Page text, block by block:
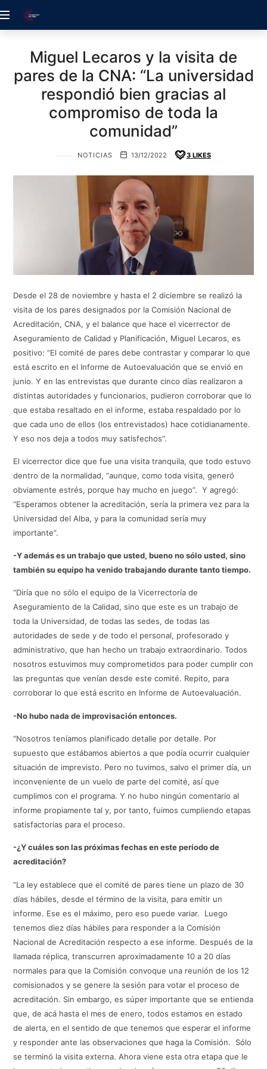
ACREDITACIÓN
Miguel Lecaros y la visita de
pares de la CNA: “La universidad
respondió bien gracias al
compromiso de toda la
comunidad”
NOTICIAS 13/12/2022 3 LIKES
Desde el 28 de noviembre y hasta el 2 diciembre se realizó la
visita de los pares designados por la Comisión Nacional de
Acreditación, CNA, y el balance que hace el vicerrector de
Aseguramiento de Calidad y Planificación, Miguel Lecaros, es
positivo: “El comité de pares debe contrastar y comparar lo que
está escrito en el Informe de Autoevaluación que se envió en
junio. Y en las entrevistas que durante cinco días realizaron a
distintas autoridades y funcionarios, pudieron corroborar que lo
que estaba resaltado en el informe, estaba respaldado por lo
que cada uno de ellos (los entrevistados) hace cotidianamente.
Y eso nos deja a todos muy satisfechos”.
El vicerrector dice que fue una visita tranquila, que todo estuvo
dentro de la normalidad, “aunque, como toda visita, generó
obviamente estrés, porque hay mucho en juego”. Y agregó:
“Esperamos obtener la acreditación, sería la primera vez para la
Universidad del Alba, y para la comunidad sería muy
importante”.
-Y además es un trabajo que usted, bueno no sólo usted, sino
también su equipo ha venido trabajando durante tanto tiempo.
“Diría que no sólo el equipo de la Vicerrectoría de
Aseguramiento de la Calidad, sino que este es un trabajo de
toda la Universidad, de todas las sedes, de todas las
autoridades de sede y de todo el personal, profesorado y
administrativo, que han hecho un trabajo extraordinario. Todos
nosotros estuvimos muy comprometidos para poder cumplir con
las preguntas que venían desde este comité. Repito, para
corroborar lo que está escrito en Informe de Autoevaluación.
-No hubo nada de improvisación entonces.
“Nosotros teníamos planificado detalle por detalle. Por
supuesto que estábamos abiertos a que podía ocurrir cualquier
situación de imprevisto. Pero no tuvimos, salvo el primer día, un
inconveniente de un vuelo de parte del comité, así que
cumplimos con el programa. Y no hubo ningún comentario al
informe propiamente tal y, por tanto, fuimos cumpliendo etapas
satisfactorias para el proceso.
-¿Y cuáles son las próximas fechas en este período de
acreditación?
“La ley establece que el comité de pares tiene un plazo de 30
días hábiles, desde el término de la visita, para emitir un
informe. Ese es el máximo, pero eso puede variar. Luego
tenemos diez días hábiles para responder a la Comisión
Nacional de Acreditación respecto a ese informe. Después de la
llamada réplica, transcurren aproximadamente 10 a 20 días
normales para que la Comisión convoque una reunión de los 12
comisionados y se genere la sesión para votar el proceso de
acreditación. Sin embargo, es súper importante que se entienda
que, de acá hasta el mes de enero, todos estamos en estado
de alerta, en el sentido de que tenemos que esperar el informe
y responder ante las observaciones que haga la Comisión. Sólo
se terminó la visita externa. Ahora viene esta otra etapa que le